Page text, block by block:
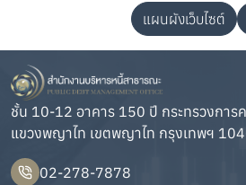
แผนผังเว็บไซต์
ชั้น 10-12 อาคาร 150 ปี กระทรวงการ
แขวงพญาไท เขตพญาไท กรุงเทพฯ
02-278-7878